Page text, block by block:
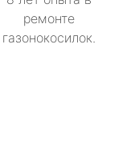
ремонте
газонокосилок.